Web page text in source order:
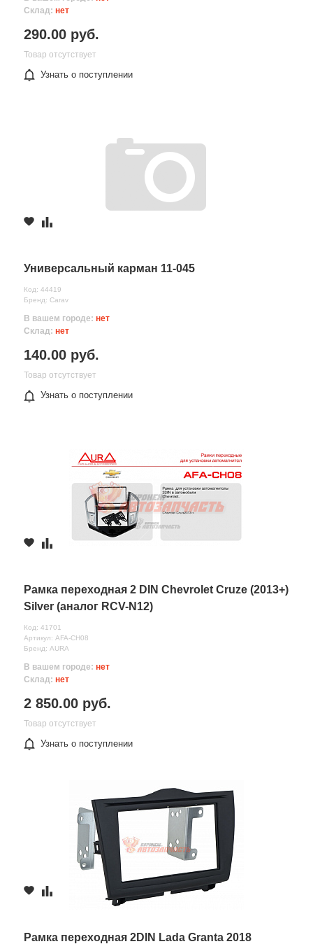
Склад: нет
290.00 руб.
Товар отсутствует
Узнать о поступлении
Универсальный карман 11-045
Код: 44419
Бренд: Carav
В вашем городе: нет
Склад: нет
140.00 руб.
Товар отсутствует
Узнать о поступлении
Рамка переходная 2 DIN Chevrolet Cruze (2013+)
Silver (аналог RCV-N12)
Код: 41701
Артикул: AFA-CH08
Бренд: AURA
В вашем городе: нет
Склад: нет
2 850.00 руб.
Товар отсутствует
Узнать о поступлении
Рамка переходная 2DIN Lada Granta 2018